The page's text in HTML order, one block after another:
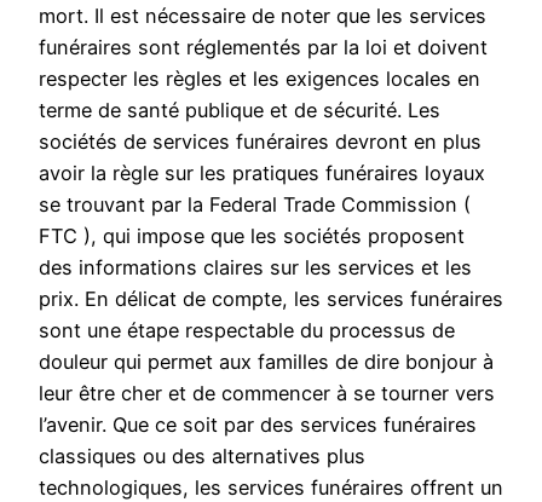
mort. Il est nécessaire de noter que les services
funéraires sont réglementés par la loi et doivent
respecter les règles et les exigences locales en
terme de santé publique et de sécurité. Les
sociétés de services funéraires devront en plus
avoir la règle sur les pratiques funéraires loyaux
se trouvant par la Federal Trade Commission (
FTC ), qui impose que les sociétés proposent
des informations claires sur les services et les
prix. En délicat de compte, les services funéraires
sont une étape respectable du processus de
douleur qui permet aux familles de dire bonjour à
leur être cher et de commencer à se tourner vers
l’avenir. Que ce soit par des services funéraires
classiques ou des alternatives plus
technologiques, les services funéraires offrent un